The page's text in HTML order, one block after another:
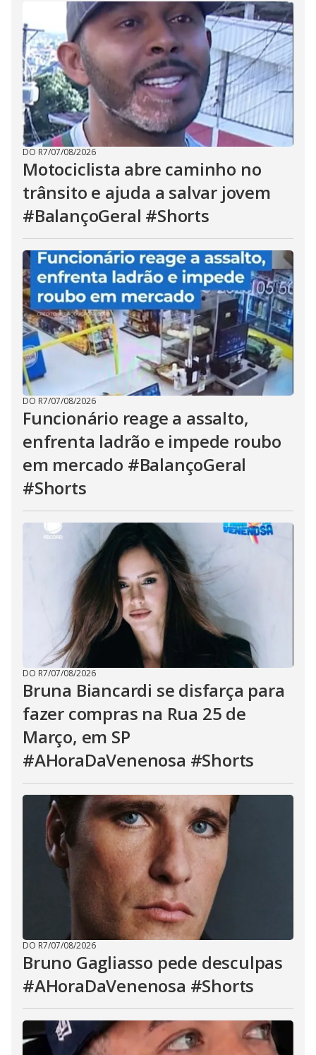
DO R7/07/08/2026
Motociclista abre caminho no
trânsito e ajuda a salvar jovem
#BalançoGeral #Shorts
DO R7/07/08/2026
Funcionário reage a assalto,
enfrenta ladrão e impede roubo
em mercado #BalançoGeral
#Shorts
DO R7/07/08/2026
Bruna Biancardi se disfarça para
fazer compras na Rua 25 de
Março, em SP
#AHoraDaVenenosa #Shorts
DO R7/07/08/2026
Bruno Gagliasso pede desculpas
#AHoraDaVenenosa #Shorts